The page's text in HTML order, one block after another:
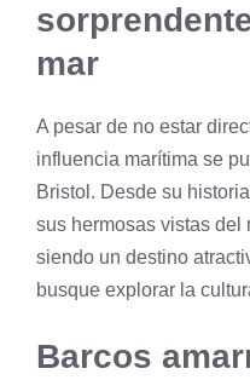
mar
A pesar de no estar
influencia marítima se
Bristol. Desde su
sus hermosas vistas del
siendo un destino
busque explorar la
Barcos